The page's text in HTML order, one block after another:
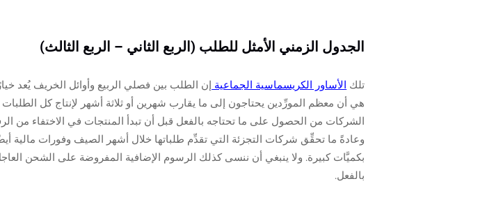
الجدول الزمني الأمثل للطلب (الربع الثاني – الربع الثالث)
تلك الأساور الكريسماسية الجماعية إن الطلب بين فصلي الربيع وأوائل الخريف يُعد
هي أن معظم المورِّدين يحتاجون إلى ما يقارب شهرين أو ثلاثة أشهر لإنتاج كل
الشركات من الحصول على ما تحتاجه بالفعل قبل أن تبدأ المنتجات في الاختفاء من
بكميَّات كبيرة. ولا ينبغي أن ننسى كذلك الرسوم الإضافية المفروضة على الشحن
بالفعل.